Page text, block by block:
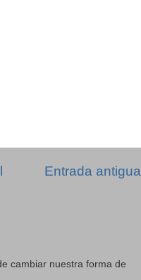
Entrada antigua
cambiar nuestra forma de